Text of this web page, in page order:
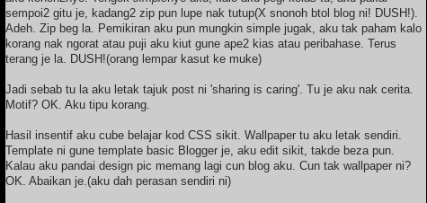
sempoi2 gitu je, kadang2 zip pun lupe nak tutup(X snonoh btol blog ni! DUSH!).
Adeh. Zip beg la. Pemikiran aku pun mungkin simple jugak, aku tak paham kalo
korang nak ngorat atau puji aku kiut gune ape2 kias atau peribahase. Terus
terang je la. DUSH!(orang lempar kasut ke muke)
Jadi sebab tu la aku letak tajuk post ni 'sharing is caring'. Tu je aku nak cerita.
Motif? OK. Aku tipu korang.
Hasil insentif aku cube belajar kod CSS sikit. Wallpaper tu aku letak sendiri.
Template ni gune template basic Blogger je, aku edit sikit, takde beza pun.
Kalau aku pandai design pic memang lagi cun blog aku. Cun tak wallpaper ni?
OK. Abaikan je.(aku dah perasan sendiri ni)